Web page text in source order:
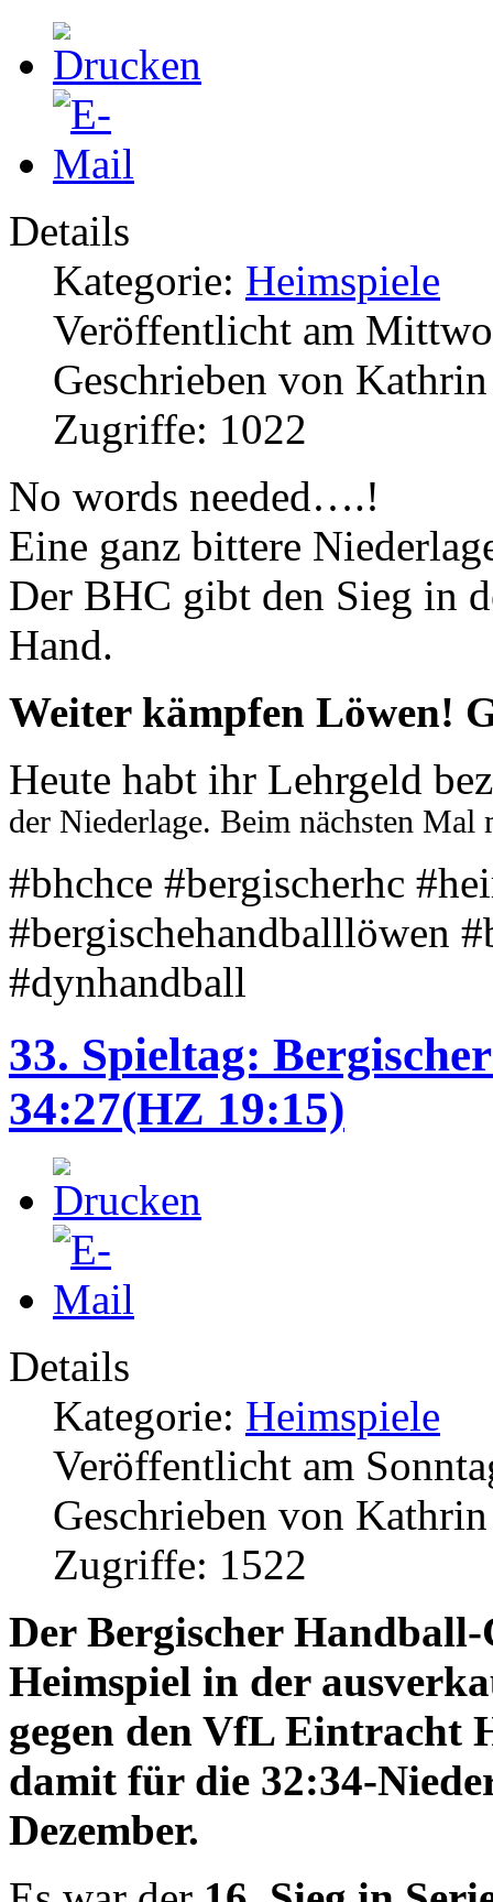
Details
Kategorie: Heimspiele
Veröffentlicht am
Geschrieben von
Zugriffe: 1022
No words needed….!
Eine ganz bittere
Der BHC gibt den Sieg in
Hand.
Weiter kämpfen Löwen!
Heute habt ihr Lehrgeld
der Niederlage. Beim nächsten Mal
#bhchce #bergischerhc
#bergischehandballlöwen
#dynhandball
33. Spieltag:
34:27(HZ 19:15)
Details
Kategorie: Heimspiele
Veröffentlicht am
Geschrieben von
Zugriffe: 1522
Der Bergischer
Heimspiel in der
gegen den VfL Eintracht
damit für die 32:34-
Dezember.